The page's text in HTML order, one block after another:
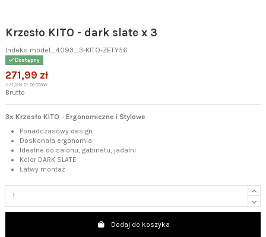
Krzesło KITO - dark slate x 3
Indeks model_4093_3-KITO-ZETY56
Dostępny
271,99 zł
271,99 zł zestaw
Brutto
3x Krzesło KITO - Ergonomiczne i Stylowe
Ponadczasowy design
Doskonała ergonomia
Idealne do salonu, gabinetu, jadalni
Kolor DARK SLATE
Łatwy montaż
Dodaj do koszyka